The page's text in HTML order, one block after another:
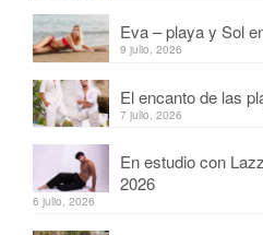
Eva – playa y Sol
9 julio, 2026
El encanto de las
7 julio, 2026
En estudio con
2026
6 julio, 2026